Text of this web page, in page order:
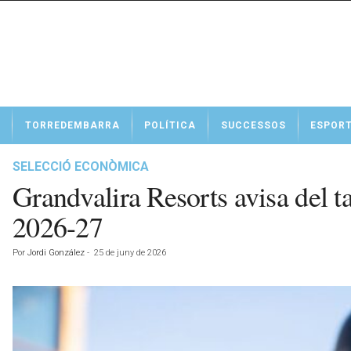
t
TORREDEMBARRA POLÍTICA SUCCESSOS
SELECCIÓ ECONÒMICA
Grandvalira Resorts avisa del
2026-27
Por Jordi González - 25 de juny de 2026